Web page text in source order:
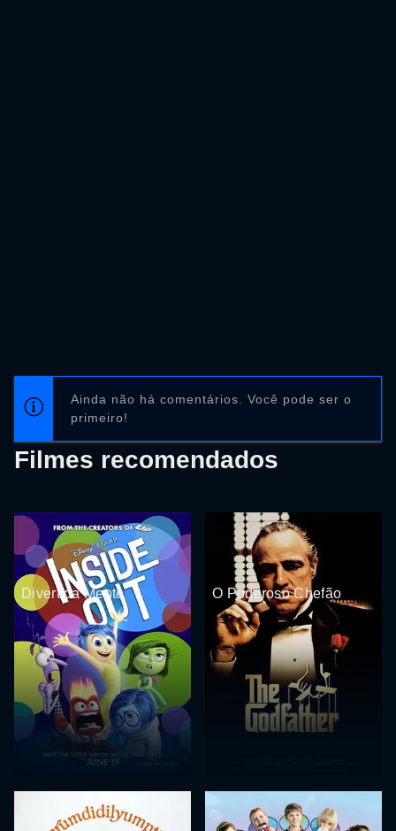
Ainda não há comentários. Você pode ser o
primeiro!
Filmes recomendados
Divertida Mente O Poderoso Chefão